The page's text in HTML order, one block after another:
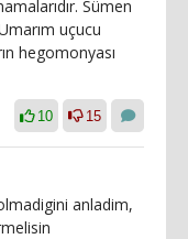
Sümen
uçucu
hegomonyası
10 15
anladim,